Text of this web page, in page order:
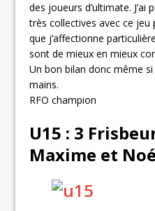
des joueurs d’ultimate. J’ai
très collectives avec ce jeu
que j’affectionne
sont de mieux en mieux
Un bon bilan donc même
mains.
RFO champion
U15 : 3
Maxime et